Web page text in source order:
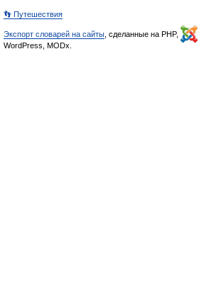
👣 Путешествия
Экспорт словарей на сайты , сделанные на PHP,
WordPress, MODx.